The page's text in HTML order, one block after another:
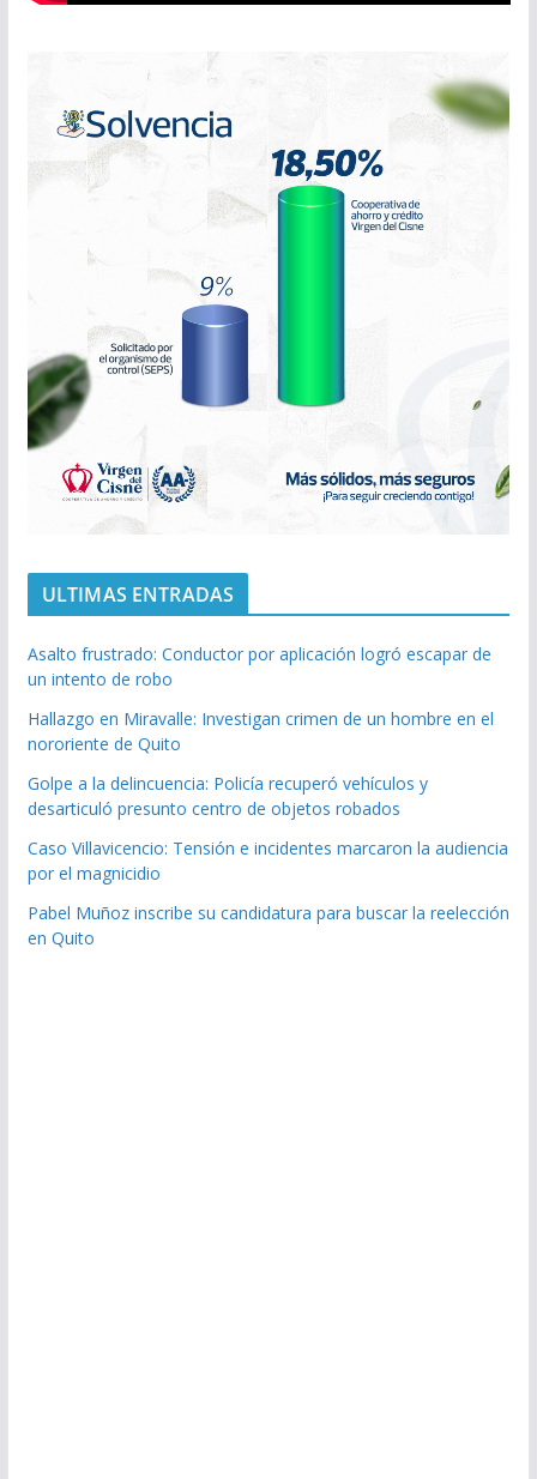
ULTIMAS ENTRADAS
Asalto frustrado: Conductor por aplicación logró escapar de
un intento de robo
Hallazgo en Miravalle: Investigan crimen de un hombre en el
nororiente de Quito
Golpe a la delincuencia: Policía recuperó vehículos y
desarticuló presunto centro de objetos robados
Caso Villavicencio: Tensión e incidentes marcaron la audiencia
por el magnicidio
Pabel Muñoz inscribe su candidatura para buscar la reelección
en Quito